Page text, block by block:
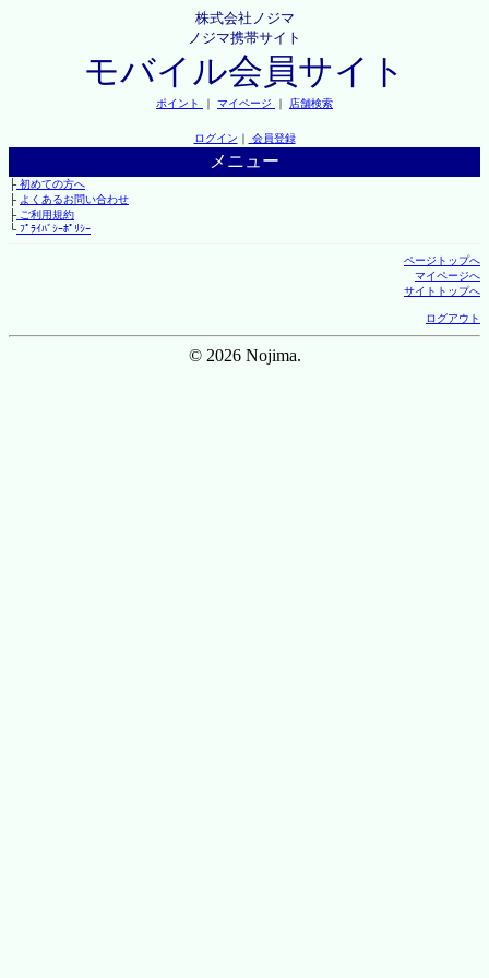
株式会社ノジマ
ノジマ携帯サイト
モバイル会員サイト
ポイント ｜ マイページ ｜ 店舗検索
ログイン ｜ 会員登録
メニュー
├初めての方へ
├ よくあるお問い合わせ
├ご利用規約
└ﾌﾟﾗｲﾊﾞｼｰﾎﾟﾘｼｰ
ページトップへ
マイページへ
サイトトップへ
ログアウト
© 2026 Nojima.